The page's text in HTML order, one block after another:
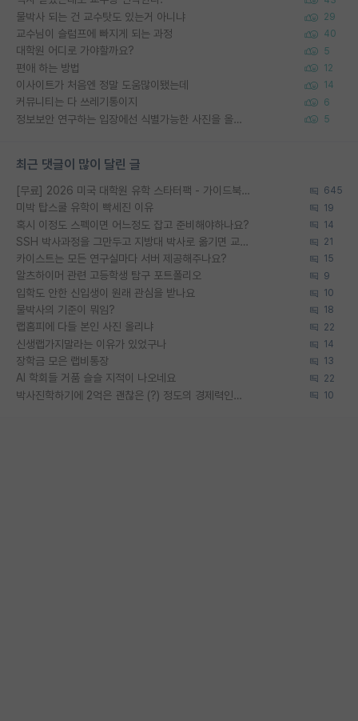
물박사 되는 건 교수탓도 있는거 아니냐 29
교수님이 슬럼프에 빠지게 되는 과정 40
대학원 어디로 가야할까요? 5
편애 하는 방법 12
이사이트가 처음엔 정말 도움많이됐는데 14
커뮤니티는 다 쓰레기통이지 6
정보보안 연구하는 입장에선 식별가능한 사진을 올리는건 비추이긴함 5
최근 댓글이 많이 달린 글
[무료] 2026 미국 대학원 유학 스타터팩 - 가이드북 & 합격자 컨택메일 템플릿 645
미박 탑스쿨 유학이 빡세진 이유 19
혹시 이정도 스펙이면 어느정도 잡고 준비해야하나요? 14
SSH 박사과정을 그만두고 지방대 박사로 옮기면 교수의 꿈은 끝일까요? 21
카이스트는 모든 연구실마다 서버 제공해주나요? 15
알츠하이머 관련 고등학생 탐구 포트폴리오 9
입학도 안한 신입생이 원래 관심을 받나요 10
물박사의 기준이 뭐임? 18
랩홈피에 다들 본인 사진 올리냐 22
신생랩가지말라는 이유가 있었구나 14
장학금 모은 랩비통장 13
AI 학회들 거품 슬슬 지적이 나오네요 22
박사진학하기에 2억은 괜찮은 (?) 정도의 경제력인가요 10